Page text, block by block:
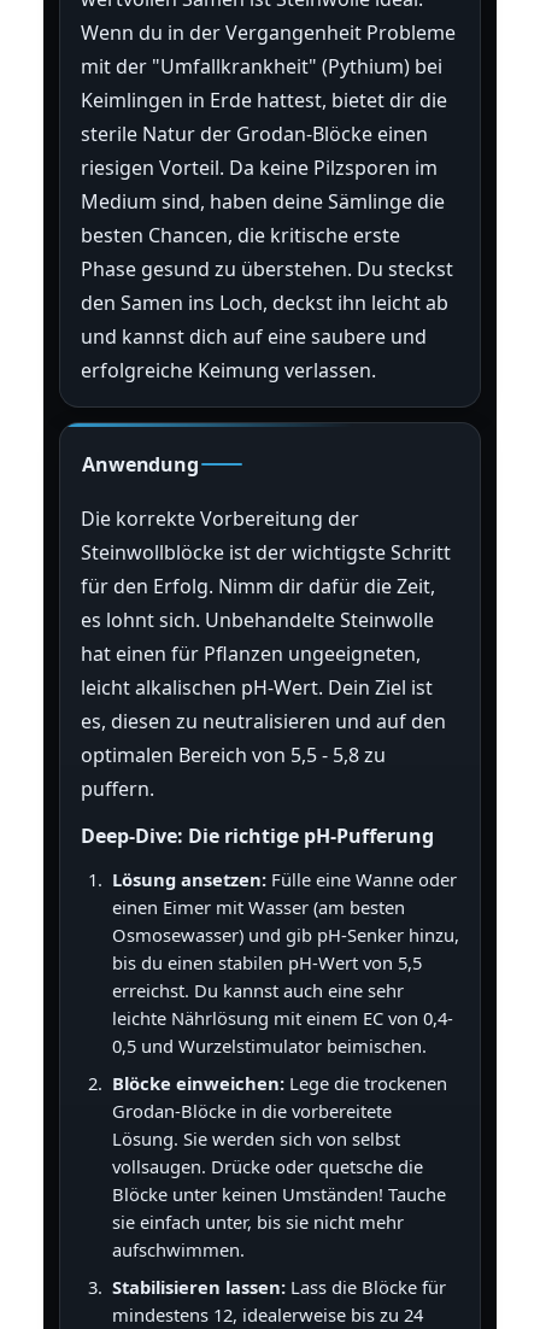
Wenn du in der Vergangenheit Probleme
mit der "Umfallkrankheit" (Pythium) bei
Keimlingen in Erde hattest, bietet dir die
sterile Natur der Grodan-Blöcke einen
riesigen Vorteil. Da keine Pilzsporen im
Medium sind, haben deine Sämlinge die
besten Chancen, die kritische erste
Phase gesund zu überstehen. Du steckst
den Samen ins Loch, deckst ihn leicht ab
und kannst dich auf eine saubere und
erfolgreiche Keimung verlassen.
Anwendung
Die korrekte Vorbereitung der
Steinwollblöcke ist der wichtigste Schritt
für den Erfolg. Nimm dir dafür die Zeit,
es lohnt sich. Unbehandelte Steinwolle
hat einen für Pflanzen ungeeigneten,
leicht alkalischen pH-Wert. Dein Ziel ist
es, diesen zu neutralisieren und auf den
optimalen Bereich von 5,5 - 5,8 zu
puffern.
Deep-Dive: Die richtige pH-Pufferung
Lösung ansetzen:Fülle eine Wanne oder
einen Eimer mit Wasser (am besten
Osmosewasser) und gib pH-Senker hinzu,
bis du einen stabilen pH-Wert von 5,5
erreichst. Du kannst auch eine sehr
leichte Nährlösung mit einem EC von 0,4-
0,5 und Wurzelstimulator beimischen.
Blöcke einweichen:Lege die trockenen
Grodan-Blöcke in die vorbereitete
Lösung. Sie werden sich von selbst
vollsaugen. Drücke oder quetsche die
Blöcke unter keinen Umständen! Tauche
sie einfach unter, bis sie nicht mehr
aufschwimmen.
Stabilisieren lassen:Lass die Blöcke für
mindestens 12, idealerweise bis zu 24